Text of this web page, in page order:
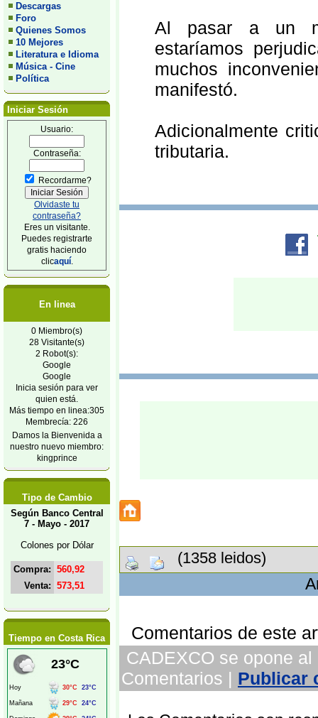
Descargas
Foro
Quienes Somos
10 Mejores
Literatura e Idioma
Música - Cine
Política
Iniciar Sesión
Usuario:
Contraseña:
Recordarme?
Olvidaste tu
contraseña?
Eres un visitante.
Puedes registrarte
gratis haciendo
clicaquí.
En linea
0 Miembro(s)
28 Visitante(s)
2 Robot(s):
Google
Google
Inicia sesión para ver
quien está.
Más tiempo en linea:305
Membrecía: 226
Damos la Bienvenida a
nuestro nuevo miembro:
kingprince
Tipo de Cambio
Según Banco Central
7 - Mayo - 2017
Colones por Dólar
Compra: 560,92
Venta: 573,51
Tiempo en Costa Rica
Al pasar a un
estaríamos
muchos
manifestó.
Adicionalmente
tributaria.
(1358 leidos)
Comentarios de este
CADEXCO se opone
Comentarios | Publicar